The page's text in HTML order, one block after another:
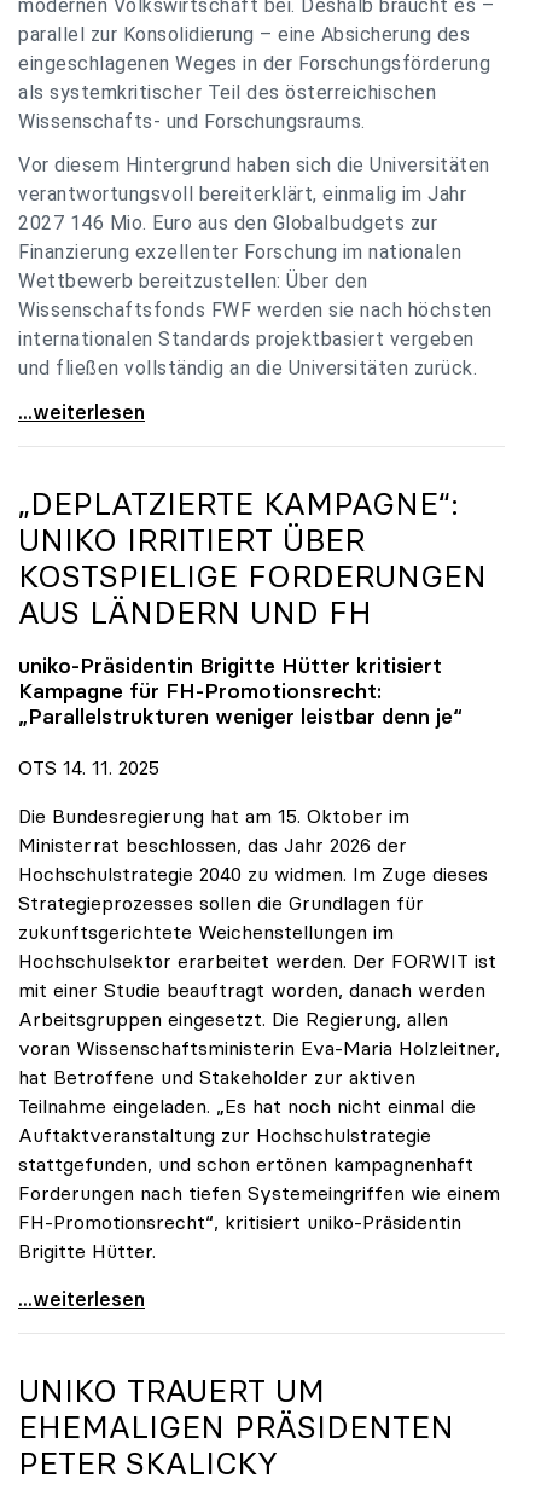
modernen Volkswirtschaft bei. Deshalb braucht es –
parallel zur Konsolidierung – eine Absicherung des
eingeschlagenen Weges in der Forschungsförderung
als systemkritischer Teil des österreichischen
Wissenschafts- und Forschungsraums.
Vor diesem Hintergrund haben sich die Universitäten
verantwortungsvoll bereiterklärt, einmalig im Jahr
2027 146 Mio. Euro aus den Globalbudgets zur
Finanzierung exzellenter Forschung im nationalen
Wettbewerb bereitzustellen: Über den
Wissenschaftsfonds FWF werden sie nach höchsten
internationalen Standards projektbasiert vergeben
und fließen vollständig an die Universitäten zurück.
Gemeinsam für einen starken Wissenschafts- und
...weiterlesen
„DEPLATZIERTE KAMPAGNE“:
UNIKO IRRITIERT ÜBER
KOSTSPIELIGE FORDERUNGEN
AUS LÄNDERN UND FH
uniko-Präsidentin Brigitte Hütter kritisiert
Kampagne für FH-Promotionsrecht:
„Parallelstrukturen weniger leistbar denn je“
OTS 14. 11. 2025
Die Bundesregierung hat am 15. Oktober im
Ministerrat beschlossen, das Jahr 2026 der
Hochschulstrategie 2040 zu widmen. Im Zuge dieses
Strategieprozesses sollen die Grundlagen für
zukunftsgerichtete Weichenstellungen im
Hochschulsektor erarbeitet werden. Der FORWIT ist
mit einer Studie beauftragt worden, danach werden
Arbeitsgruppen eingesetzt. Die Regierung, allen
voran Wissenschaftsministerin Eva-Maria Holzleitner,
hat Betroffene und Stakeholder zur aktiven
Teilnahme eingeladen. „Es hat noch nicht einmal die
Auftaktveranstaltung zur Hochschulstrategie
stattgefunden, und schon ertönen kampagnenhaft
Forderungen nach tiefen Systemeingriffen wie einem
FH-Promotionsrecht“, kritisiert uniko-Präsidentin
Brigitte Hütter.
„Deplatzierte Kampagne“: uniko irritiert über
...weiterlesen
UNIKO TRAUERT UM
EHEMALIGEN PRÄSIDENTEN
PETER SKALICKY